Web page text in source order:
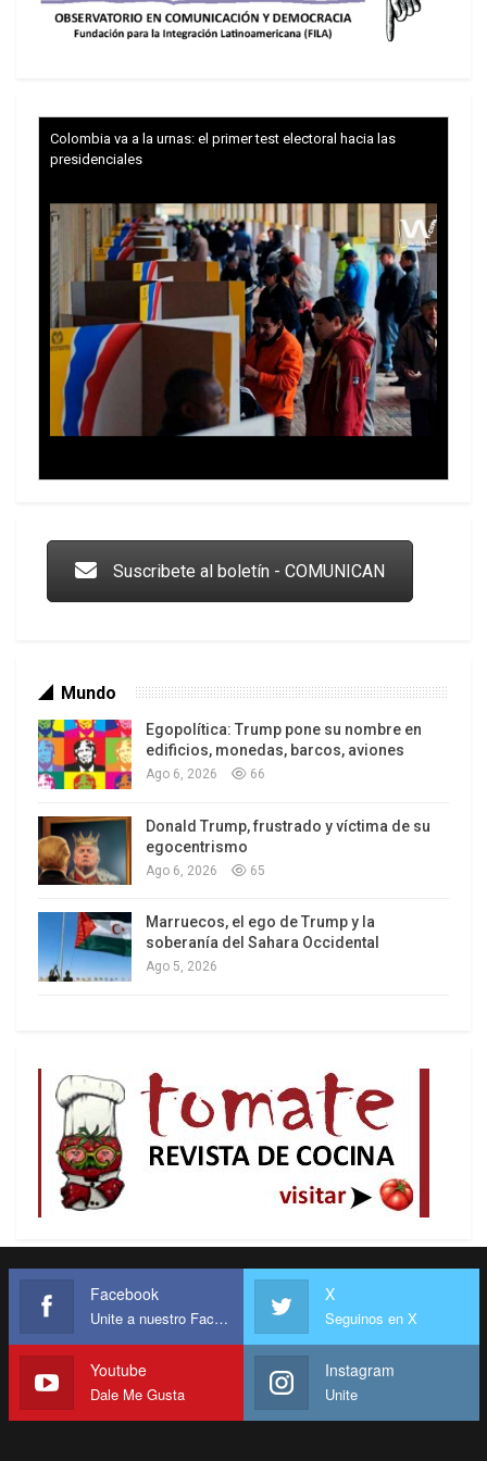
sigue recuperando su salud y advirtió que «los
que apuestan a la cultura de la muerte se van a
Colombia va a la urnas: el primer test electoral hacia las
presidenciales
Los latinos le van dando la espalda a Trump
Suscribete al boletín - COMUNICAN
Mundo
Egopolítica: Trump pone su nombre en
edificios, monedas, barcos, aviones
Ago 6, 2026 66
Donald Trump, frustrado y víctima de su
egocentrismo
Ago 6, 2026 65
Marruecos, el ego de Trump y la
soberanía del Sahara Occidental
Ago 5, 2026
Facebook
Unite a nuestro Facebook
X
Seguinos en X
Youtube
Dale Me Gusta
Instagram
Unite